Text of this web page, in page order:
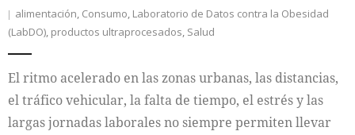
alimentación, Consumo, Laboratorio de Datos contra la Obesidad
(LabDO), productos ultraprocesados, Salud
El ritmo acelerado en las zonas urbanas, las distancias,
el tráfico vehicular, la falta de tiempo, el estrés y las
largas jornadas laborales no siempre permiten llevar